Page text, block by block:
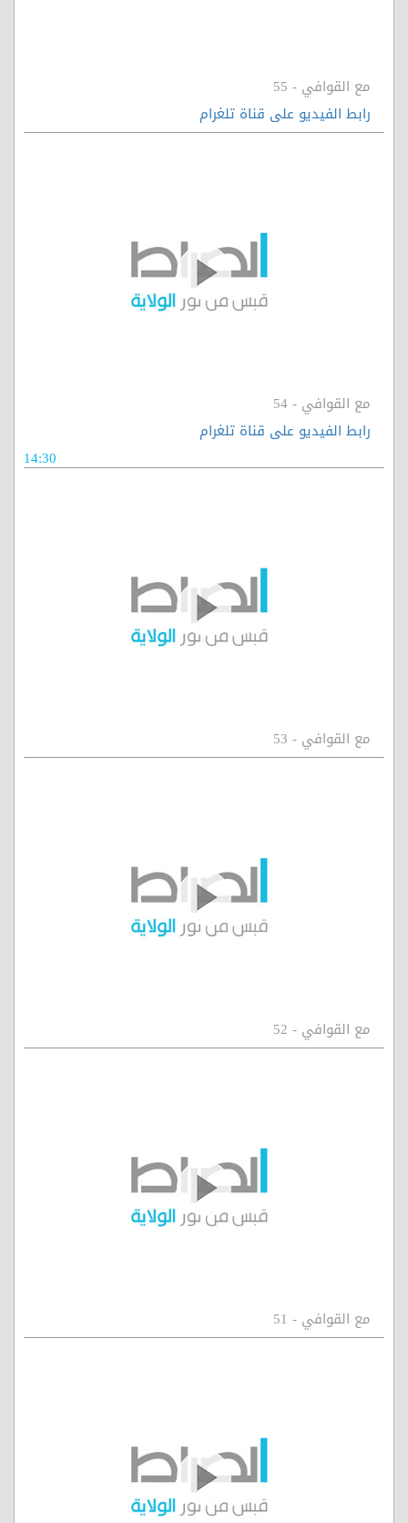
مع القوافي - 55
رابط الفيديو على قناة تلغرام
مع القوافي - 54
رابط الفيديو على قناة تلغرام
14:30
مع القوافي - 53
مع القوافي - 52
مع القوافي - 51